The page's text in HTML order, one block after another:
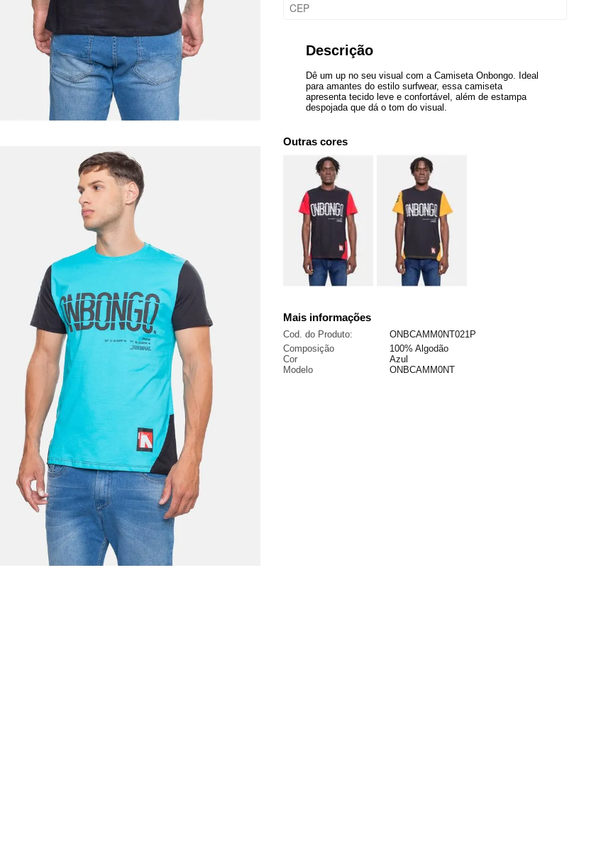
Descrição
Dê um up no seu visual com a Camiseta Onbongo. Ideal
para amantes do estilo surfwear, essa camiseta
apresenta tecido leve e confortável, além de estampa
despojada que dá o tom do visual.
Outras cores
Mais informações
Cod. do Produto:
ONBCAMM0NT021P
Composição
100% Algodão
Cor
Azul
Modelo
ONBCAMM0NT